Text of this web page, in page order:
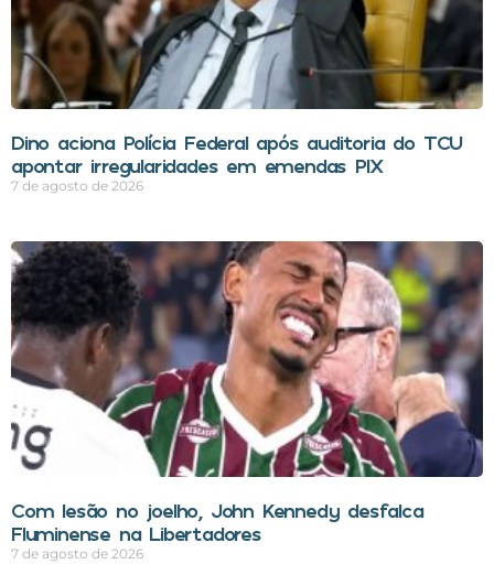
Dino aciona Polícia Federal após auditoria do TCU
apontar irregularidades em emendas PIX
7 de agosto de 2026
Com lesão no joelho, John Kennedy desfalca
Fluminense na Libertadores
7 de agosto de 2026